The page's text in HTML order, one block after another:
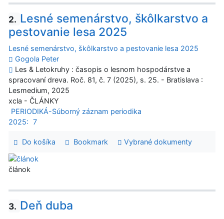
2. Lesné semenárstvo, škôlkarstvo a
pestovanie lesa 2025
Lesné semenárstvo, škôlkarstvo a pestovanie lesa 2025
Gogola Peter
Les & Letokruhy : časopis o lesnom hospodárstve a
spracovaní dreva. Roč. 81, č. 7 (2025), s. 25. - Bratislava :
Lesmedium, 2025
xcla - ČLÁNKY
PERIODIKÁ-Súborný záznam periodika
2025: 7
Do košíka Bookmark Vybrané dokumenty
článok
3. Deň duba